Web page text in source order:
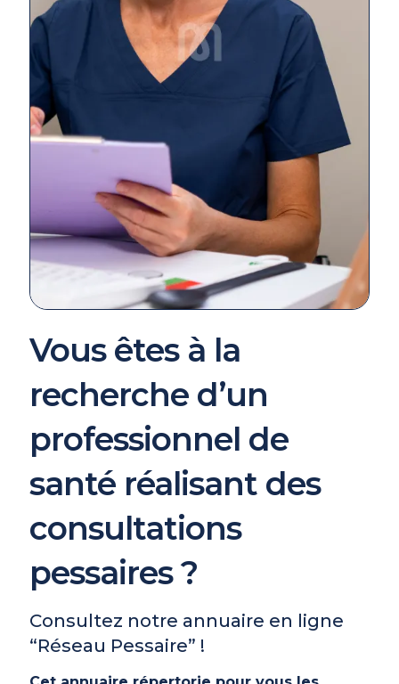
Vous êtes à la
recherche d’un
professionnel de
santé réalisant des
consultations
pessaires ?
Consultez notre annuaire en ligne
“Réseau Pessaire” !